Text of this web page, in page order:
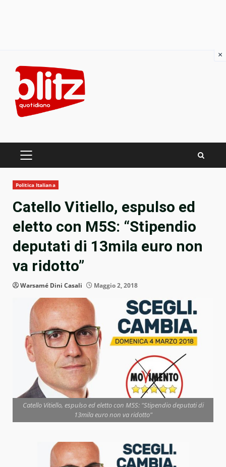
content
PRIMARY
Politica Italiana
Catello Vitiello, espulso ed
eletto con M5S: “Stipendio
deputati di 13mila euro non
va ridotto”
Warsamé Dini Casali Maggio 2, 2018
Catello Vitiello, espulso ed eletto con M5S: "Stipendio deputati di
13mila euro non va ridotto"
×